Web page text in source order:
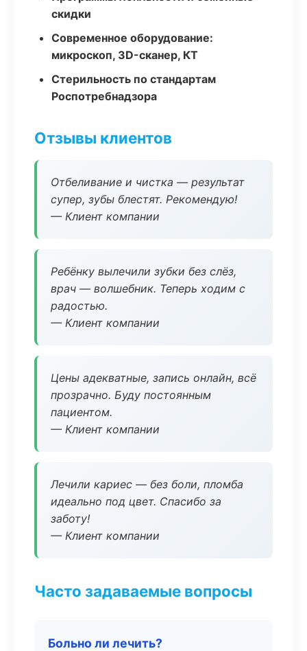
скидки
Современное оборудование:
микроскоп, 3D-сканер, КТ
Стерильность по стандартам
Роспотребнадзора
Отзывы клиентов
Отбеливание и чистка — результат
супер, зубы блестят. Рекомендую!
— Клиент компании
Ребёнку вылечили зубки без слёз,
врач — волшебник. Теперь ходим с
радостью.
— Клиент компании
Цены адекватные, запись онлайн, всё
прозрачно. Буду постоянным
пациентом.
— Клиент компании
Лечили кариес — без боли, пломба
идеально под цвет. Спасибо за
заботу!
— Клиент компании
Часто задаваемые вопросы
Больно ли лечить?